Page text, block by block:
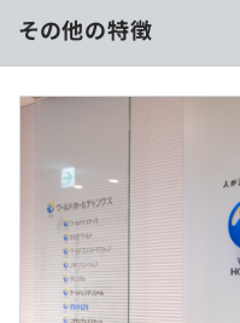
◆自動運転システム開発
◆小中学校のインフラシ
◆医療向けパッケージソ
◆大手企業のネットワー
◆社内ネットワークの設
◆スキルアップ支援が
・オンライン帰社日／
（※想定年収は年収提示額
9：00～18：00（実働8
※プロジェクト先によ
休憩時間：12:00〜13:00
平均残業時間：平均8.5
その他の特徴